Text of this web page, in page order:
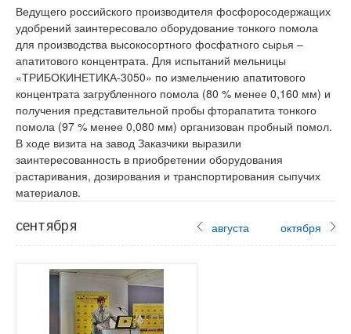
Ведущего российского производителя фосфоросодержащих
удобрений заинтересовало оборудование тонкого помола
для производства высокосортного фосфатного сырья –
апатитового концентрата. Для испытаний мельницы
«ТРИБОКИНЕТИКА-3050» по измельчению апатитового
концентрата загрубленного помола (80 % менее 0,160 мм) и
получения представительной пробы фторапатита тонкого
помола (97 % менее 0,080 мм) организован пробный помол.
В ходе визита на завод Заказчики выразили
заинтересованность в приобретении оборудования
растаривания, дозирования и транспортирования сыпучих
материалов.
августа октября
сентября